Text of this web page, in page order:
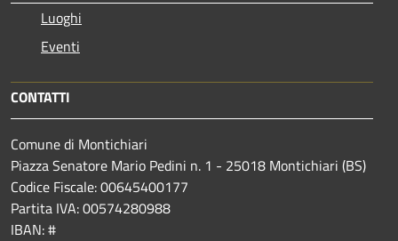
Luoghi
Eventi
CONTATTI
Comune di Montichiari
Piazza Senatore Mario Pedini n. 1 - 25018 Montichiari (BS)
Codice Fiscale: 00645400177
Partita IVA: 00574280988
IBAN: #